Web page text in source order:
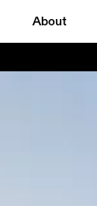
About